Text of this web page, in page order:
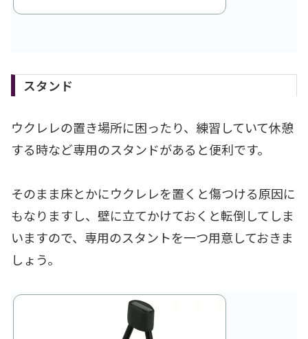
スタンド
ウクレレの置き場所に困ったり、練習していて休憩
する時など専用のスタンドがあると便利です。
そのまま床とかにウクレレを置くと傷つける原因に
もなりますし、壁に立てかけておくと転倒してしま
いますので、専用のスタントを一つ用意しておきま
しょう。